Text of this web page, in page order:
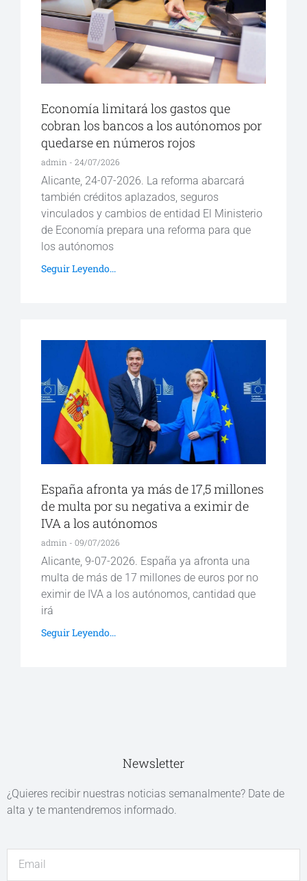
Economía limitará los gastos que
cobran los bancos a los autónomos por
quedarse en números rojos
admin 24/07/2026
Alicante, 24-07-2026. La reforma abarcará
también créditos aplazados, seguros
vinculados y cambios de entidad El Ministerio
de Economía prepara una reforma para que
los autónomos
Seguir Leyendo...
España afronta ya más de 17,5 millones
de multa por su negativa a eximir de
IVA a los autónomos
admin 09/07/2026
Alicante, 9-07-2026. España ya afronta una
multa de más de 17 millones de euros por no
eximir de IVA a los autónomos, cantidad que
irá
Seguir Leyendo...
Newsletter
¿Quieres recibir nuestras noticias semanalmente? Date de
alta y te mantendremos informado.